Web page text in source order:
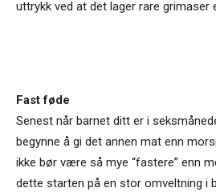
uttrykk ved at det lager rare grimaser
Fast føde
Senest når barnet ditt er i
begynne å gi det annen mat enn
ikke bør være så mye “fastere” enn
dette starten på en stor omveltning i